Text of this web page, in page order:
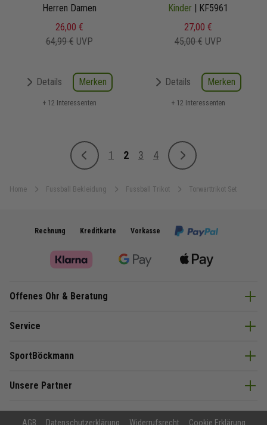
Home Fussball Bekleidung Fussball Trikot Torwarttrikot Set
Herren Damen
26,00 €
64,99 € UVP
Details Merken
+ 12 Interessenten
Kinder | KF5961
27,00 €
45,00 € UVP
Details Merken
+ 12 Interessenten
Seite
ZurückSeite
1
Sie lesen gerade Seite
2
Seite
3
Seite
4
Weiter
Rechnung Kreditkarte Vorkasse
Offenes Ohr & Beratung
Service
SportBöckmann
Unsere Partner
AGB Datenschutzerklärung Widerrufsrecht Cookie Erklärung